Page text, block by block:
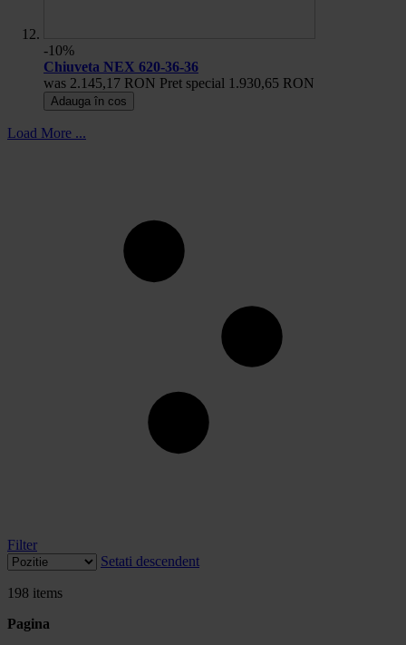
-10%
Chiuveta NEX 620-36-36
was 2.145,17 RON Pret special 1.930,65 RON
Adauga în cos
Load More ...
Filter
Setati descendent
198 items
Pagina